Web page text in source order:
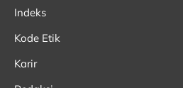
Indeks
Kode Etik
Karir